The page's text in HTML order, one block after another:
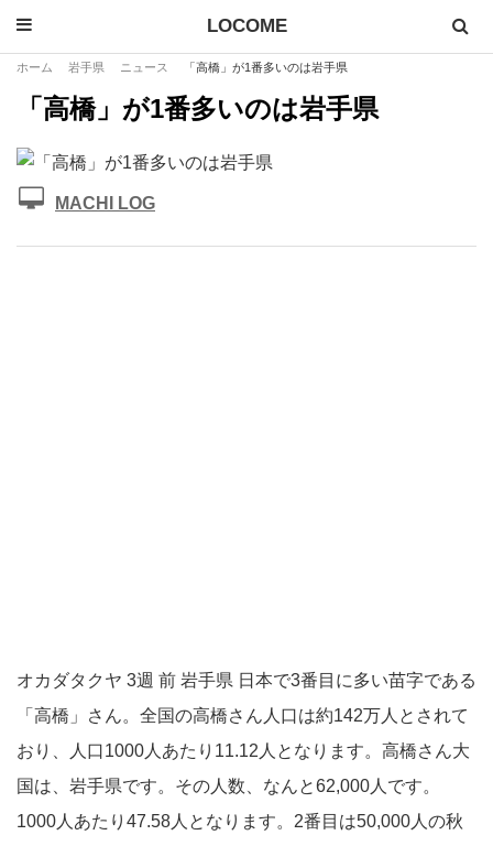
LOCOME
ホーム 岩手県 ニュース 「高橋」が1番多いのは岩手県
「高橋」が1番多いのは岩手県
MACHI LOG
オカダタクヤ 3週 前 岩手県 日本で3番目に多い苗字である
「高橋」さん。全国の高橋さん人口は約142万人とされて
おり、人口1000人あたり11.12人となります。高橋さん大
国は、岩手県です。その人数、なんと62,000人です。
1000人あたり47.58人となります。2番目は50,000人の秋